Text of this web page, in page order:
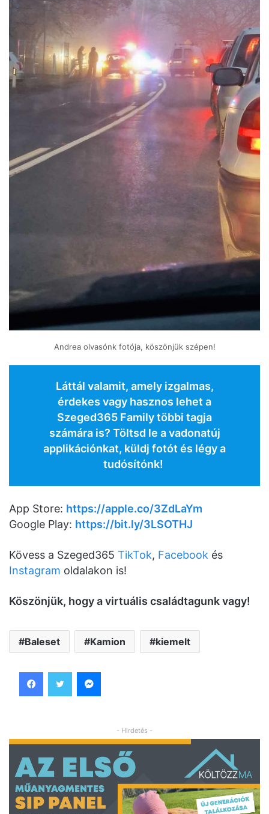
Andrea olvasónk fotója, köszönjük szépen!
Láttál valamit, amely izgalmas,
érdekes vagy hasznos lehet a
Szeged365 Family többi tagja
számára is? Töltsd le a vadonatúj
applikációnkat, küldj fotót és légy a
tudósítónk!
App Store: https://apple.co/3ZdLaYm
Google Play: https://bit.ly/3LSOTHJ
Kövess a Szeged365 TikTok, Facebook és
Instagram oldalakon is!
Köszönjük, hogy a virtuális családtagunk vagy!
Baleset Kamion kiemelt
- Hirdetés -